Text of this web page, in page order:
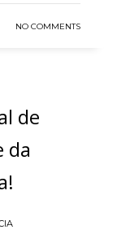
NO COMMENTS
de
da